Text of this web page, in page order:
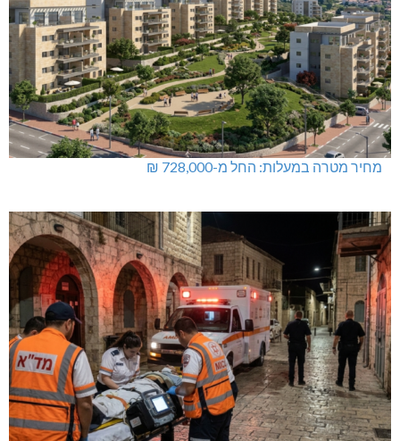
מחיר מטרה במעלות: החל מ-728,000 ₪